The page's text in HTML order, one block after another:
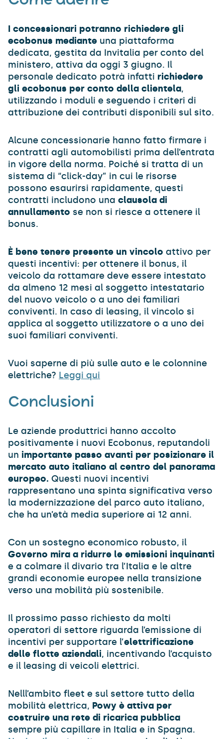
I concessionari potranno richiedere gli
ecobonus mediante una piattaforma
dedicata, gestita da Invitalia per conto del
ministero, attiva da oggi 3 giugno. Il
personale dedicato potrà infatti richiedere
gli ecobonus per conto della clientela,
utilizzando i moduli e seguendo i criteri di
attribuzione dei contributi disponibili sul sito.
Alcune concessionarie hanno fatto firmare i
contratti agli automobilisti prima dell’entrata
in vigore della norma. Poiché si tratta di un
sistema di “click-day” in cui le risorse
possono esaurirsi rapidamente, questi
contratti includono una clausola di
annullamento se non si riesce a ottenere il
bonus.
È bene tenere presente un vincolo attivo per
questi incentivi: per ottenere il bonus, il
veicolo da rottamare deve essere intestato
da almeno 12 mesi al soggetto intestatario
del nuovo veicolo o a uno dei familiari
conviventi. In caso di leasing, il vincolo si
applica al soggetto utilizzatore o a uno dei
suoi familiari conviventi.
Vuoi saperne di più sulle auto e le colonnine
elettriche? Leggi qui
Conclusioni
Le aziende produttrici hanno accolto
positivamente i nuovi Ecobonus, reputandoli
un importante passo avanti per posizionare il
mercato auto italiano al centro del panorama
europeo. Questi nuovi incentivi
rappresentano una spinta significativa verso
la modernizzazione del parco auto italiano,
che ha un’età media superiore ai 12 anni.
Con un sostegno economico robusto, il
Governo mira a ridurre le emissioni inquinanti
e a colmare il divario tra l’Italia e le altre
grandi economie europee nella transizione
verso una mobilità più sostenibile.
Il prossimo passo richiesto da molti
operatori di settore riguarda l’emissione di
incentivi per supportare l’elettrificazione
delle flotte aziendali, incentivando l’acquisto
e il leasing di veicoli elettrici.
Nelll’ambito fleet e sul settore tutto della
mobilità elettrica, Powy è attiva per
costruire una rete di ricarica pubblica
sempre più capillare in Italia e in Spagna.